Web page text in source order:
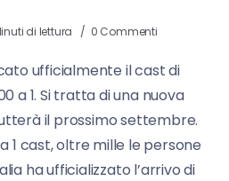
di lettura 0 Commenti
ufficialmente il cast di
a 1. Si tratta di una nuova
il prossimo settembre.
1 cast, oltre mille le persone
ha ufficializzato l’arrivo di